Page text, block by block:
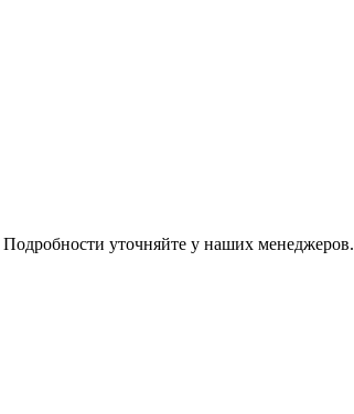
Подробности уточняйте у наших менеджеров.